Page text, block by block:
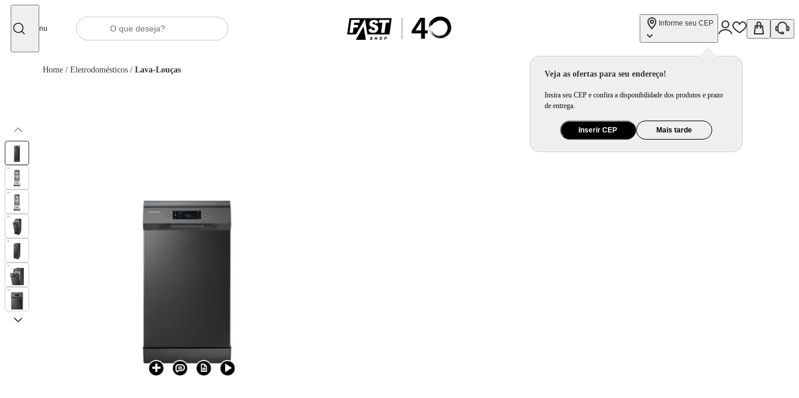
Menu
Informe seu CEP
Veja as ofertas para seu endereço!
Insira seu CEP e confira a disponibilidade dos produtos e prazo
de entrega.
Inserir CEP Mais tarde
Home / Eletrodomésticos / Lava-Louças